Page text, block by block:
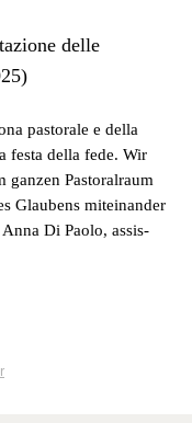
delle
pas­torale e del­la
fes­ta del­la fede. Wir
ganzen Pas­toral­raum
Glaubens miteinan­der
Anna Di Pao­lo, assis­